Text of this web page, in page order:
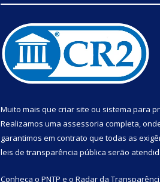
Muito mais que criar site ou sistema para
Realizamos uma assessoria completa,
garantimos em contrato que todas as
leis de transparência pública serão
Conheça o PNTP e o Radar da